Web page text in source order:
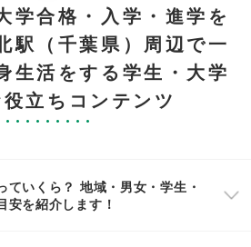
学合格・入学・進学を
駅（千葉県）周辺で一
生活をする学生・大学
立ちコンテンツ
ていくら？ 地域・男女・学生・
安を紹介します！